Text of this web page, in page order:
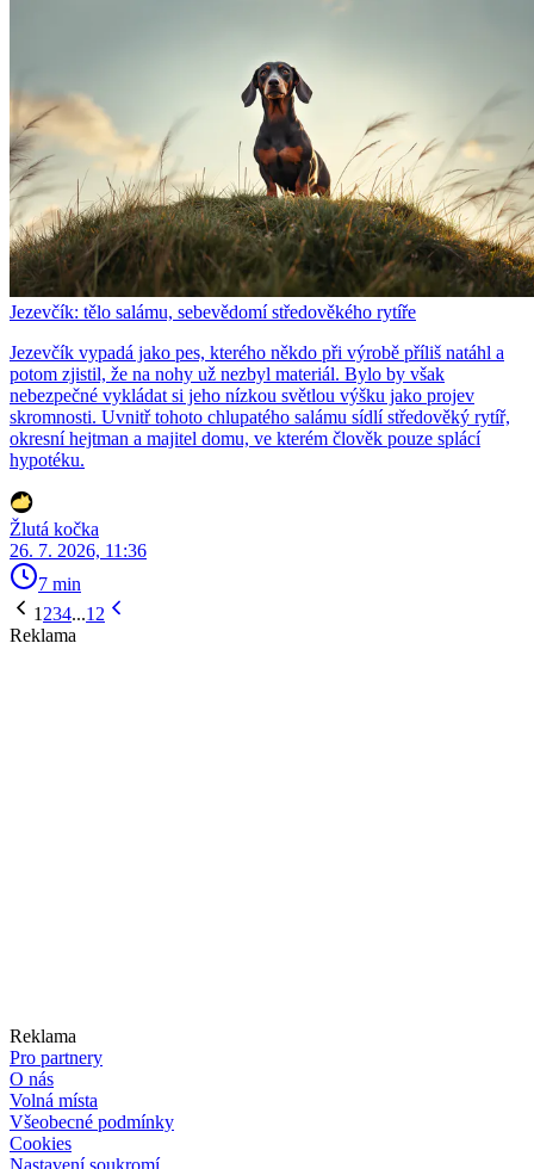
Jezevčík: tělo salámu, sebevědomí středověkého rytíře
Jezevčík vypadá jako pes, kterého někdo při výrobě příliš natáhl a
potom zjistil, že na nohy už nezbyl materiál. Bylo by však
nebezpečné vykládat si jeho nízkou světlou výšku jako projev
skromnosti. Uvnitř tohoto chlupatého salámu sídlí středověký rytíř,
okresní hejtman a majitel domu, ve kterém člověk pouze splácí
hypotéku.
Žlutá kočka
26. 7. 2026, 11:36
7 min
1 234...12
Reklama
Reklama
Pro partnery
O nás
Volná místa
Všeobecné podmínky
Cookies
Nastavení soukromí